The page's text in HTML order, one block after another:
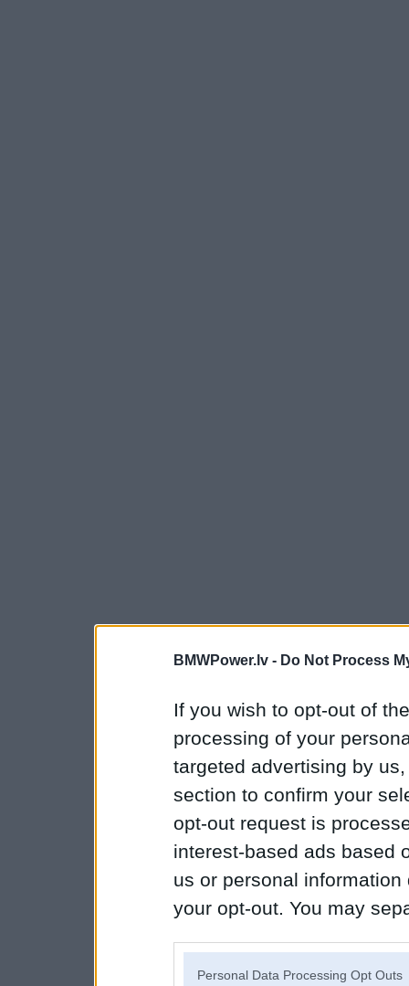
BMWPower.lv - Do Not Process
If you wish to opt-out of
processing of your
targeted advertising by
section to confirm your
opt-out request is
interest-based ads based
us or personal
your opt-out. You may
Personal Data Processing Opt Outs